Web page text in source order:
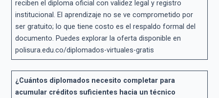
reciben el diploma oficial con validez legal y registro
institucional. El aprendizaje no se ve comprometido por
ser gratuito; lo que tiene costo es el respaldo formal del
documento. Puedes explorar la oferta disponible en
polisura.edu.co/diplomados-virtuales-gratis
¿Cuántos diplomados necesito completar para
acumular créditos suficientes hacia un técnico